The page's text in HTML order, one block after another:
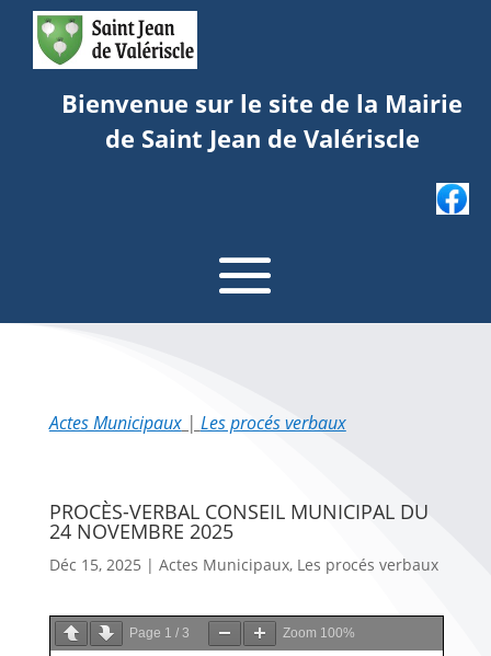
Bienvenue sur le site de la Mairie
de Saint Jean de Valériscle
Actes Municipaux| Les procés verbaux
PROCÈS-VERBAL CONSEIL MUNICIPAL DU
24 NOVEMBRE 2025
Déc 15, 2025 | Actes Municipaux, Les procés verbaux
Page 1 / 3 Zoom 100%